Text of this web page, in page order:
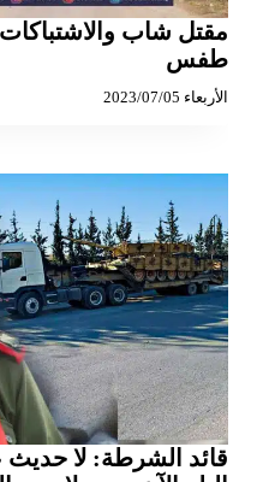
مقتل شاب
طفس
الأربعاء 2023/07/05
قائد الشرطة: لا